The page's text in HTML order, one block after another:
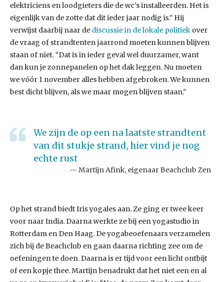
elektriciens en loodgieters die de wc’s installeerden. Het is
eigenlijk van de zotte dat dit ieder jaar nodig is.” Hij
verwijst daarbij naar de discussie in de lokale politiek over
de vraag of strandtenten jaarrond moeten kunnen blijven
staan of niet. “Dat is in ieder geval wel duurzamer, want
dan kun je zonnepanelen op het dak leggen. Nu moeten
we vóór 1 november alles hebben afgebroken. We kunnen
best dicht blijven, als we maar mogen blijven staan.”
We zijn de op een na laatste strandtent
van dit stukje strand, hier vind je nog
echte rust
Martijn Afink, eigenaar Beachclub Zen
Op het strand biedt Iris yogales aan. Ze ging er twee keer
voor naar India. Daarna werkte ze bij een yogastudio in
Rotterdam en Den Haag. De yogabeoefenaars verzamelen
zich bij de Beachclub en gaan daarna richting zee om de
oefeningen te doen. Daarna is er tijd voor een licht ontbijt
of een kopje thee. Martijn benadrukt dat het niet een en al